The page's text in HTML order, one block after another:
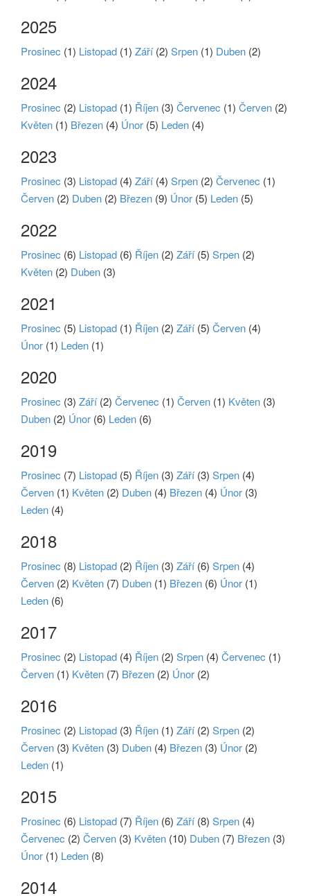
2025
Prosinec (1) Listopad (1) Září(2) Srpen (1) Duben (2)
2024
Prosinec (2) Listopad (1) Říjen (3) Červenec (1) Červen (2)
Květen (1) Březen (4) Únor (5) Leden (4)
2023
Prosinec (3) Listopad (4) Září(4) Srpen (2) Červenec (1)
Červen (2) Duben (2) Březen (9) Únor (5) Leden (5)
2022
Prosinec (6) Listopad (6) Říjen (2) Září(5) Srpen (2)
Květen (2) Duben (3)
2021
Prosinec (5) Listopad (1) Říjen (2) Září(5) Červen (4)
Únor (1) Leden (1)
2020
Prosinec (3) Září(2) Červenec (1) Červen (1) Květen (3)
Duben (2) Únor (6) Leden (6)
2019
Prosinec (7) Listopad (5) Říjen (3) Září(3) Srpen (4)
Červen (1) Květen (2) Duben (4) Březen (4) Únor (3)
Leden (4)
2018
Prosinec (8) Listopad (2) Říjen (3) Září(6) Srpen (4)
Červen (2) Květen (7) Duben (1) Březen (6) Únor (1)
Leden (6)
2017
Prosinec (2) Listopad (4) Říjen (2) Srpen (4) Červenec (1)
Červen (1) Květen (7) Březen (2) Únor (2)
2016
Prosinec (2) Listopad (3) Říjen (1) Září(2) Srpen (2)
Červen (3) Květen (3) Duben (4) Březen (3) Únor (2)
Leden (1)
2015
Prosinec (6) Listopad (7) Říjen (6) Září(8) Srpen (4)
Červenec (2) Červen (3) Květen (10) Duben (7) Březen (3)
Únor (1) Leden (8)
2014